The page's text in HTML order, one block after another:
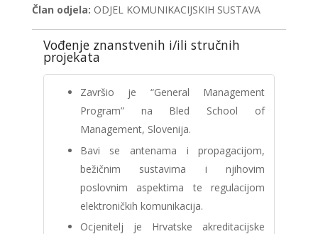
Član odjela: ODJEL KOMUNIKACIJSKIH SUSTAVA
Vođenje znanstvenih i/ili stručnih
projekata
Završio je “General Management
Program” na Bled School of
Management, Slovenija.
Bavi se antenama i propagacijom,
bežičnim sustavima i njihovim
poslovnim aspektima te regulacijom
elektroničkih komunikacija.
Ocjenitelj je Hrvatske akreditacijske